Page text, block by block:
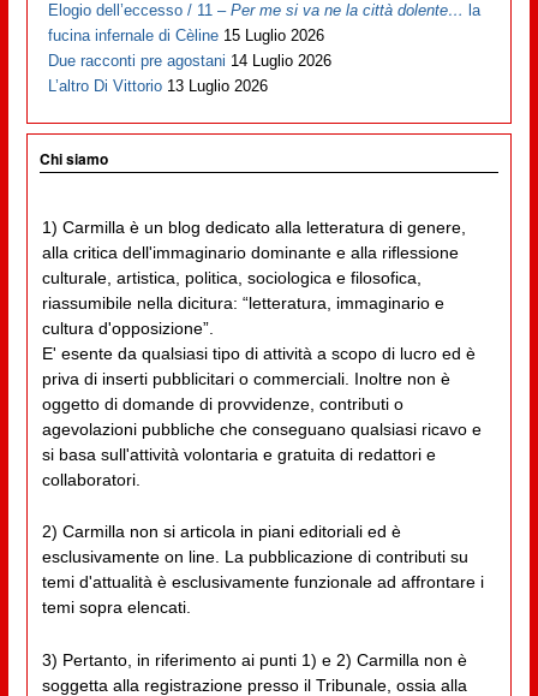
Elogio dell’eccesso / 11 –Per me si va ne la città dolente… la
fucina infernale di Cèline 15 Luglio 2026
Due racconti pre agostani 14 Luglio 2026
L’altro Di Vittorio 13 Luglio 2026
Chi siamo
1) Carmilla è un blog dedicato alla letteratura di genere,
alla critica dell'immaginario dominante e alla riflessione
culturale, artistica, politica, sociologica e filosofica,
riassumibile nella dicitura: “letteratura, immaginario e
cultura d'opposizione”.
E' esente da qualsiasi tipo di attività a scopo di lucro ed è
priva di inserti pubblicitari o commerciali. Inoltre non è
oggetto di domande di provvidenze, contributi o
agevolazioni pubbliche che conseguano qualsiasi ricavo e
si basa sull'attività volontaria e gratuita di redattori e
collaboratori.
2) Carmilla non si articola in piani editoriali ed è
esclusivamente on line. La pubblicazione di contributi su
temi d'attualità è esclusivamente funzionale ad affrontare i
temi sopra elencati.
3) Pertanto, in riferimento ai punti 1) e 2) Carmilla non è
soggetta alla registrazione presso il Tribunale, ossia alla